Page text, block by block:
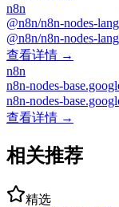
n8n
@n8n/n8n-nodes-
@n8n/n8n-nodes-
查看详情 →
n8n
n8n-nodes-
n8n-nodes-
查看详情 →
相关推荐
精选